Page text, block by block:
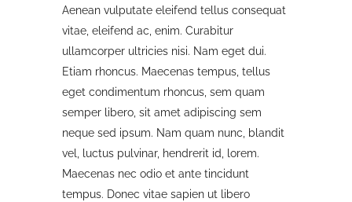
Aenean vulputate eleifend tellus consequat
vitae, eleifend ac, enim. Curabitur
ullamcorper ultricies nisi. Nam eget dui.
Etiam rhoncus. Maecenas tempus, tellus
eget condimentum rhoncus, sem quam
semper libero, sit amet adipiscing sem
neque sed ipsum. Nam quam nunc, blandit
vel, luctus pulvinar, hendrerit id, lorem.
Maecenas nec odio et ante tincidunt
tempus. Donec vitae sapien ut libero